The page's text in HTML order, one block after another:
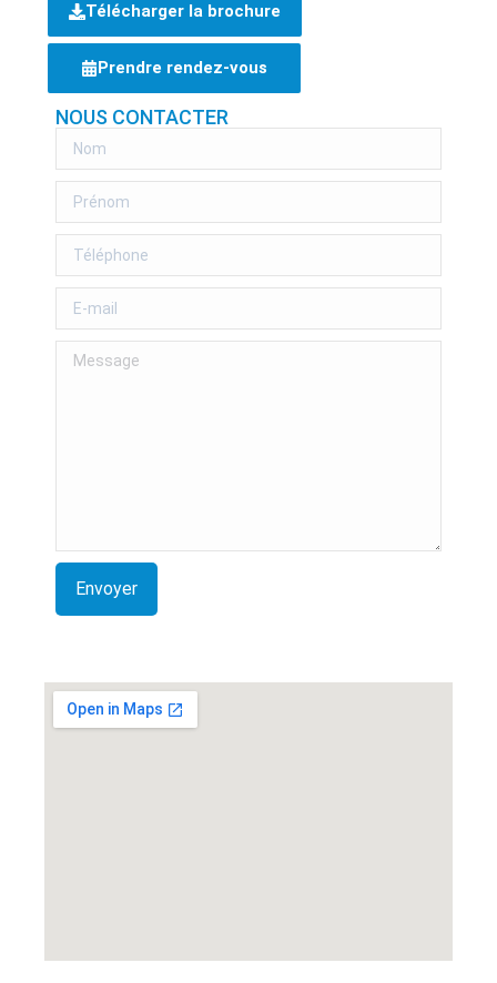
Télécharger la brochure
Prendre rendez-vous
NOUS CONTACTER